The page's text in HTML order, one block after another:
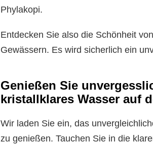
Phylakopi.
Entdecken Sie also die Schönheit
Gewässern. Es wird sicherlich ein
Genießen Sie
kristallklares Wasser auf
Wir laden Sie ein, das
zu genießen. Tauchen Sie in die